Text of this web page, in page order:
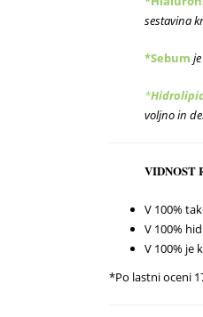
sestavina
*Sebum
*Hi
voljno in
VIDNOST
V 100%
V 100%
V 100% je
*Po lastni oceni